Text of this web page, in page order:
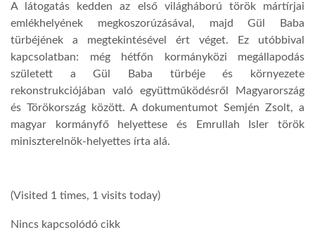
A látogatás kedden az első világháború török mártírjai
emlékhelyének megkoszorúzásával, majd Gül Baba
türbéjének a megtekintésével ért véget. Ez utóbbival
kapcsolatban: még hétfőn kormányközi megállapodás
született a Gül Baba türbéje és környezete
rekonstrukciójában való együttműködésről Magyarország
és Törökország között. A dokumentumot Semjén Zsolt, a
magyar kormányfő helyettese és Emrullah Isler török
miniszterelnök-helyettes írta alá.
(Visited 1 times, 1 visits today)
Nincs kapcsolódó cikk